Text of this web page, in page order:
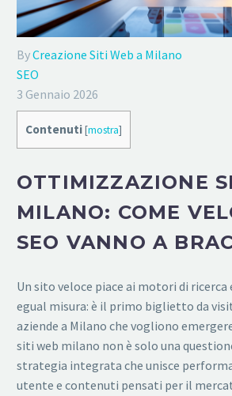
ByCreazione Siti Web a Milano
SEO
3 Gennaio 2026
Contenuti[mostra]
OTTIMIZZAZIONE
MILANO: COME
SEO VANNO A
Un sito veloce piace ai motori di
egual misura: è il primo biglietto da
aziende a Milano che vogliono
siti web milano non è solo una
strategia integrata che unisce
utente e contenuti pensati per il